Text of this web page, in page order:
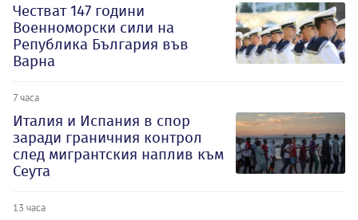
Честват 147 години
Военноморски сили на
Република България във
Варна
7 часа
Италия и Испания в спор
заради граничния контрол
след мигрантския наплив към
Сеута
13 часа